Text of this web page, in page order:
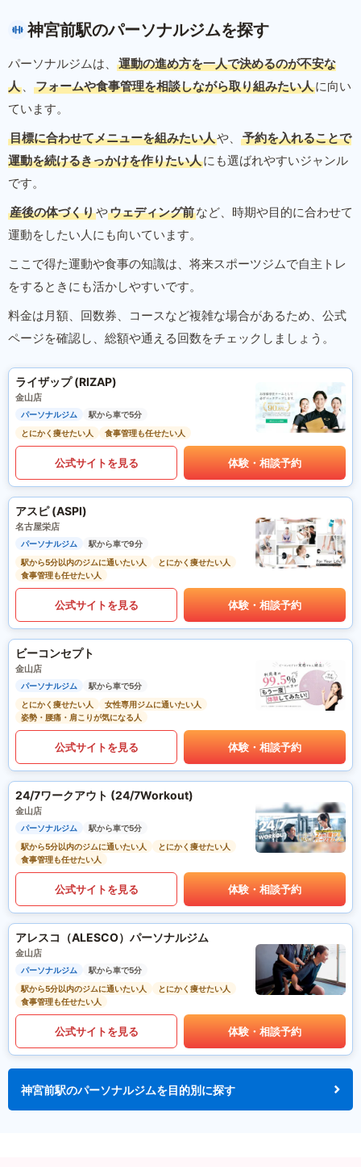
神宮前駅のパーソナルジムを探す
パーソナルジムは、
運動の進め方を一人で決めるのが不安な
人 、 フォームや食事管理を相談しながら取り組みたい人に向い
ています。
目標に合わせてメニューを組みたい人や、
予約を入れることで
運動を続けるきっかけを作りたい人にも選ばれやすいジャンル
です。
産後の体づくりやウェディング前など、時期や目的に合わせて
運動をしたい人にも向いています。
ここで得た運動や食事の知識は、将来スポーツジムで自主トレ
をするときにも活かしやすいです。
料金は月額、回数券、コースなど複雑な場合があるため、公式
ページを確認し、総額や通える回数をチェックしましょう。
ライザップ (RIZAP)
金山店
パーソナルジム
駅から車で5分
とにかく痩せたい人
食事管理も任せたい人
公式サイトを見る 体験・相談予約
アスピ (ASPI)
名古屋栄店
パーソナルジム
駅から車で9分
駅から5分以内のジムに通いたい人
とにかく痩せたい人
食事管理も任せたい人
公式サイトを見る 体験・相談予約
ビーコンセプト
金山店
パーソナルジム
駅から車で5分
とにかく痩せたい人
女性専用ジムに通いたい人
姿勢・腰痛・肩こりが気になる人
公式サイトを見る 体験・相談予約
24/7ワークアウト (24/7Workout)
金山店
パーソナルジム
駅から車で5分
駅から5分以内のジムに通いたい人
とにかく痩せたい人
食事管理も任せたい人
公式サイトを見る 体験・相談予約
アレスコ（ALESCO）パーソナルジム
金山店
パーソナルジム
駅から車で5分
駅から5分以内のジムに通いたい人
とにかく痩せたい人
食事管理も任せたい人
公式サイトを見る 体験・相談予約
神宮前駅のパーソナルジムを目的別に探す